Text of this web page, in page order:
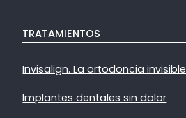
TRATAMIENTOS
Invisalign. La ortodoncia invisible
Implantes dentales sin dolor